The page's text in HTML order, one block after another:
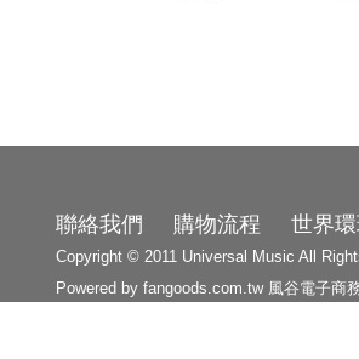
聯絡我們 購物流程 世界
Copyright © 2011 Universal Music All
Powered by fangoods.com.tw 風谷電子商